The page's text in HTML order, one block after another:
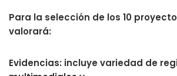
Para la selección de los 10
valorará:
Evidencias: incluye variedad de